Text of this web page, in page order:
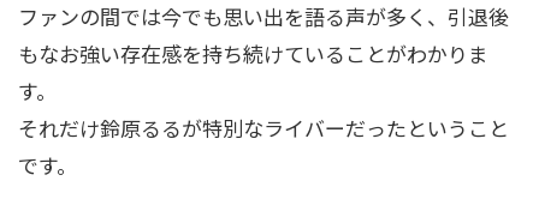
ファンの間では今でも思い出を語る声が多く、引退後
もなお強い存在感を持ち続けていることがわかりま
す。
それだけ鈴原るるが特別なライバーだったということ
です。